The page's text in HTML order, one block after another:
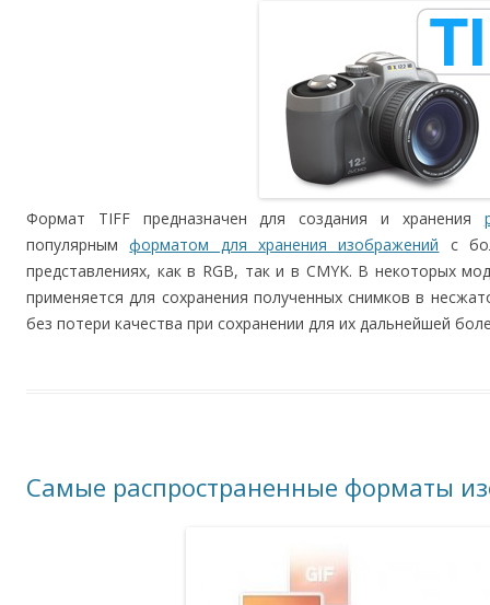
Формат TIFF предназначен для создания и хранения
популярнымформатом для хранения изображений с
представлениях, как в RGB, так и в CMYK. В некоторых
применяется для сохранения полученных снимков в
без потери качества при сохранении для их дальнейшей
Самые распространенные форматы